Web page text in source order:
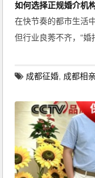
如何选择正规婚介机
在快节奏的都市生活
但行业良莠不齐，“婚
成都征婚 成都相亲